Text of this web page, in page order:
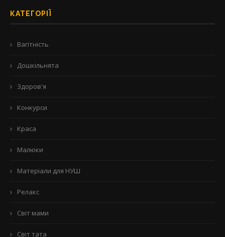
КАТЕГОРІЇ
Вагітність
Дошкільнята
Здоров'я
Конкурси
Краса
Малюки
Матеріали для НУШ
Релакс
Світ мами
Світ тата